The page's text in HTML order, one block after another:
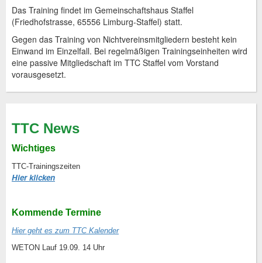
Das Training findet im Gemeinschaftshaus Staffel
(Friedhofstrasse, 65556 Limburg-Staffel) statt.
Gegen das Training von Nichtvereinsmitgliedern besteht kein
Einwand im Einzelfall. Bei regelmäßigen Trainingseinheiten wird
eine passive Mitgliedschaft im TTC Staffel vom Vorstand
vorausgesetzt.
TTC News
Wichtiges
TTC-Trainingszeiten
Hier klicken
Kommende Termine
Hier geht es zum TTC Kalender
WETON Lauf 19.09. 14 Uhr